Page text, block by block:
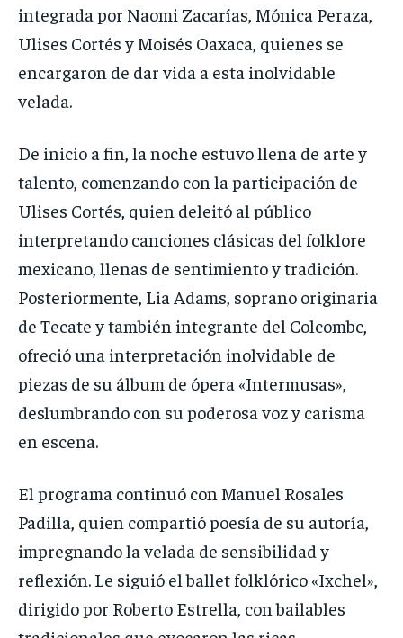
integrada por Naomi Zacarías, Mónica Peraza,
Ulises Cortés y Moisés Oaxaca, quienes se
encargaron de dar vida a esta inolvidable
velada.
De inicio a fin, la noche estuvo llena de arte y
talento, comenzando con la participación de
Ulises Cortés, quien deleitó al público
interpretando canciones clásicas del folklore
mexicano, llenas de sentimiento y tradición.
Posteriormente, Lia Adams, soprano originaria
de Tecate y también integrante del Colcombc,
ofreció una interpretación inolvidable de
piezas de su álbum de ópera «Intermusas»,
deslumbrando con su poderosa voz y carisma
en escena.
El programa continuó con Manuel Rosales
Padilla, quien compartió poesía de su autoría,
impregnando la velada de sensibilidad y
reflexión. Le siguió el ballet folklórico «Ixchel»,
dirigido por Roberto Estrella, con bailables